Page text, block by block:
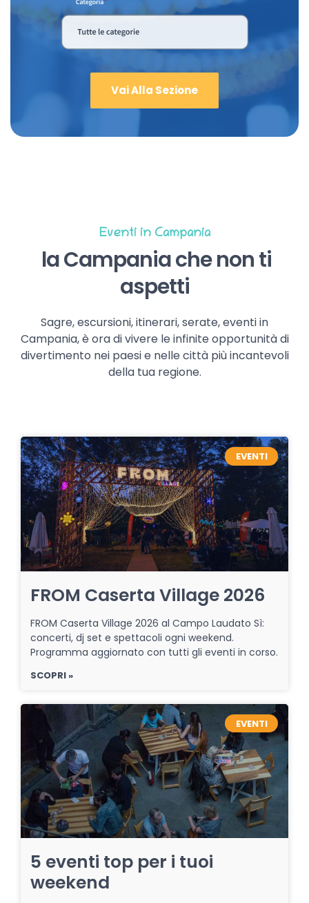
Vai Alla Sezione
Eventi in Campania
la Campania che non ti
aspetti
Sagre, escursioni, itinerari, serate, eventi in
Campania, è ora di vivere le infinite opportunità di
divertimento nei paesi e nelle città più incantevoli
della tua regione.
EVENTI
FROM Caserta Village 2026
FROM Caserta Village 2026 al Campo Laudato Sì:
concerti, dj set e spettacoli ogni weekend.
Programma aggiornato con tutti gli eventi in corso.
SCOPRI »
EVENTI
5 eventi top per i tuoi
weekend